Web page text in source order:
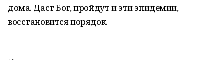
дома. Даст Бог, пройдут и эти эпидемии,
восстановится порядок.